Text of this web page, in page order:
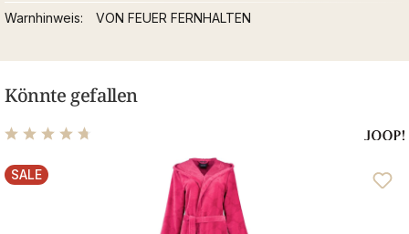
Warnhinweis VON FEUER FERNHALTEN
Könnte gefallen
Durchschnittliche Bewertung von 4.75 von 5 Sternen
RABATT
SALE